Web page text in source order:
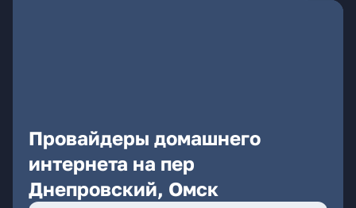
Провайдеры домашнего
интернета на пер
Днепровский, Омск